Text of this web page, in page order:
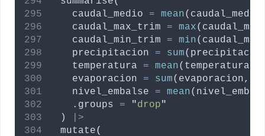
caudal_medio
= mean( caudal_medio
caudal_max_trim
= max( caudal_max
caudal_min_trim
= min( caudal_min
precipitacion
= sum(
temperatura
= mean( temperatura
evaporacion
= sum( evaporacion,
nivel_embalse
= mean(
.groups
= "drop"
  )
|>
  mutate
(